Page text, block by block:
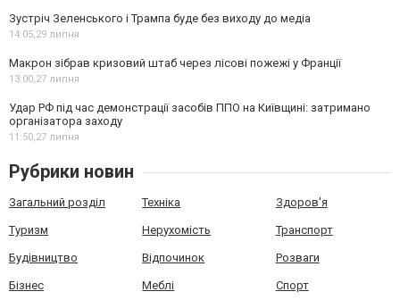
Зустріч Зеленського і Трампа буде без виходу до медіа
14:05,29 липня
Макрон зібрав кризовий штаб через лісові пожежі у Франції
13:00,27 липня
Удар РФ під час демонстрації засобів ППО на Київщині: затримано
організатора заходу
11:50,27 липня
Рубрики новин
Загальний розділ Техніка Здоров'я
Туризм Нерухомість Транспорт
Будівництво Відпочинок Розваги
Бізнес Меблі Спорт